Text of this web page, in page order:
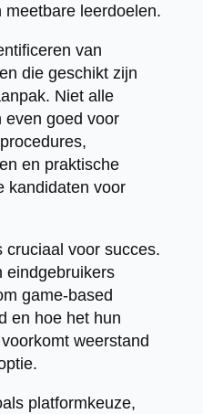
leerdoelen.
van
die geschikt zijn
Niet alle
even goed voor
en praktische
kandidaten voor
cruciaal voor succes.
eindgebruikers
game-based
en hoe het hun
weerstand
platformkeuze,